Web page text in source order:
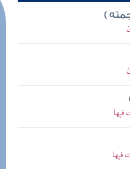
)
فيها